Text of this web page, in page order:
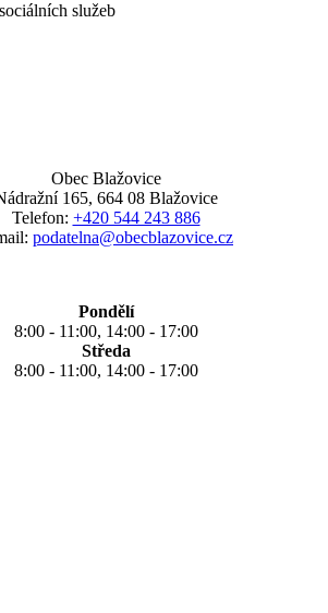
služeb
Obec Blažovice
165, 664 08 Blažovice
Telefon: +420 544 243 886
podatelna@obecblazovice.cz
Pondělí
8:00 - 11:00, 14:00 - 17:00
Středa
8:00 - 11:00, 14:00 - 17:00